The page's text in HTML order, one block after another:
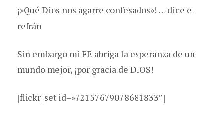
¡»Qué Dios nos agarre confesados»! … dice el
refrán
Sin embargo mi FE abriga la esperanza de un
mundo mejor, ¡por gracia de DIOS!
[flickr_set id=»72157679078681833″]